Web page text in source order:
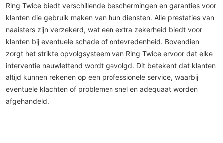
Ring Twice biedt verschillende beschermingen en garanties voor
klanten die gebruik maken van hun diensten. Alle prestaties van
naaisters zijn verzekerd, wat een extra zekerheid biedt voor
klanten bij eventuele schade of ontevredenheid. Bovendien
zorgt het strikte opvolgsysteem van Ring Twice ervoor dat elke
interventie nauwlettend wordt gevolgd. Dit betekent dat klanten
altijd kunnen rekenen op een professionele service, waarbij
eventuele klachten of problemen snel en adequaat worden
afgehandeld.